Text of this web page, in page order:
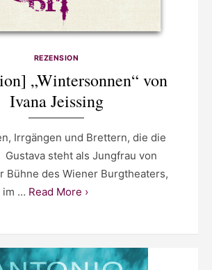
REZENSION
„Wintersonnen“ von
Ivana Jeissing
Irrgängen und Brettern, die die
steht als Jungfrau von
Bühne des Wiener Burgtheaters,
im … Read More ›